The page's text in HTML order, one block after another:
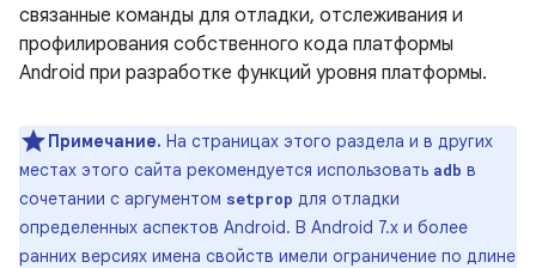
связанные команды для отладки, отслеживания и
профилирования собственного кода платформы
Android при разработке функций уровня платформы.
Примечание. На страницах этого раздела и в других
местах этого сайта рекомендуется использовать adb в
сочетании с аргументом setprop для отладки
определенных аспектов Android. В Android 7.x и более
ранних версиях имена свойств имели ограничение по длине